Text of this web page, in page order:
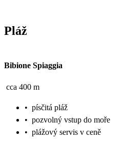
Pláž
Bibione Spiaggia
cca 400 m
• písčitá pláž
• pozvolný vstup do moře
• plážový servis v ceně